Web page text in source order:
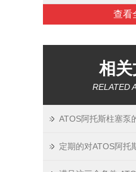
查看
相
RELATED
ATOS阿托斯柱塞泵